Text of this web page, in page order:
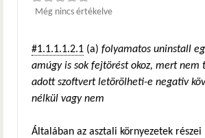
Még nincs értékelve
#1.1.1.1.2.1 (a) folyamatos uninstall
amúgy is sok fejtörést okoz, mert nem
adott szoftvert letörölheti-e negativ
nélkül vagy nem
Általában az asztali környezetek részei